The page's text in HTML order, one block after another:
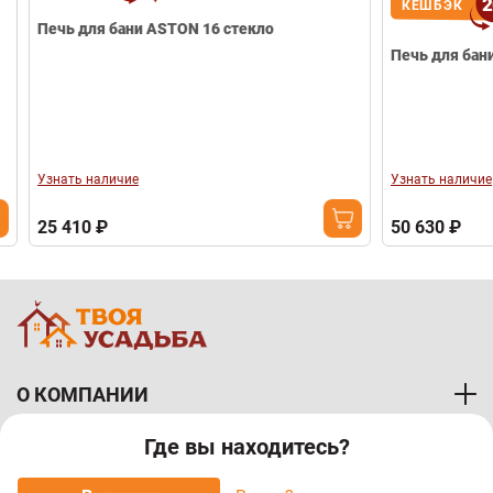
Где вы находитесь?
Печь для бани ASTON 16 стекло
Узнать наличие
25 410 ₽
КЕШБЭК 20
Печь для бани
Узнать наличие
50 630 ₽
О КОМПАНИИ
ПОКУПАТЕЛЯМ